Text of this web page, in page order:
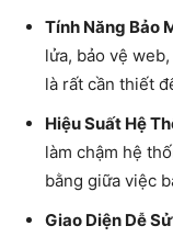
Tính Năng Bảo
lửa, bảo vệ
là rất cần thiết
Hiệu Suất Hệ
làm chậm hệ
bằng giữa việc
Giao Diện Dễ